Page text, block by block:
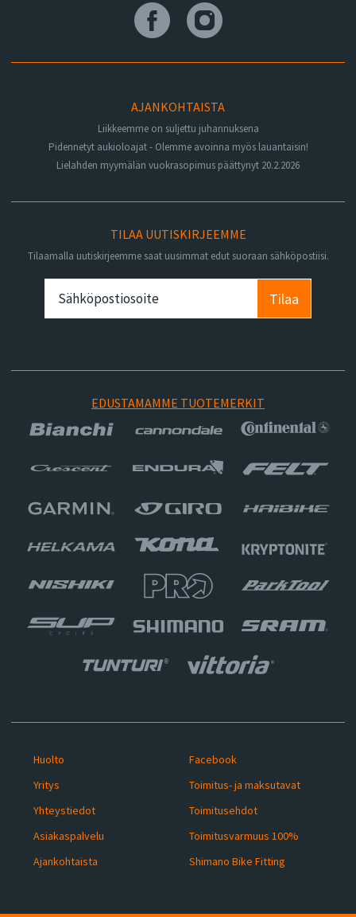
AJANKOHTAISTA
Liikkeemme on suljettu juhannuksena
Pidennetyt aukioloajat - Olemme avoinna myös lauantaisin!
Lielahden myymälän vuokrasopimus päättynyt 20.2.2026
TILAA UUTISKIRJEEMME
Tilaamalla uutiskirjeemme saat uusimmat edut suoraan sähköpostiisi.
Tilaa
EDUSTAMAMME TUOTEMERKIT
Huolto
Yritys
Yhteystiedot
Asiakaspalvelu
Ajankohtaista
Facebook
Toimitus- ja maksutavat
Toimitusehdot
Toimitusvarmuus 100%
Shimano Bike Fitting